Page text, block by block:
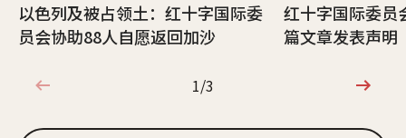
以色列及被占领土：红十字国际委
员会协助88人自愿返回加沙
红十字国际委员
篇文章发表声明
1/3
1/3